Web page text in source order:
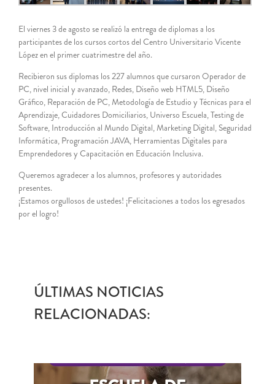
El viernes 3 de agosto se realizó la entrega de diplomas a los
participantes de los cursos cortos del Centro Universitario Vicente
López en el primer cuatrimestre del año.
Recibieron sus diplomas los 227 alumnos que cursaron Operador de
PC, nivel inicial y avanzado, Redes, Diseño web HTML5, Diseño
Gráfico, Reparación de PC, Metodología de Estudio y Técnicas para el
Aprendizaje, Cuidadores Domiciliarios, Universo Escuela, Testing de
Software, Introducción al Mundo Digital, Marketing Digital, Seguridad
Informática, Programación JAVA, Herramientas Digitales para
Emprendedores y Capacitación en Educación Inclusiva.
Queremos agradecer a los alumnos, profesores y autoridades
presentes.
¡Estamos orgullosos de ustedes! ¡Felicitaciones a todos los egresados
por el logro!
ÚLTIMAS NOTICIAS
RELACIONADAS: